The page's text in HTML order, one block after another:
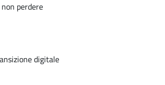
perdere
digitale